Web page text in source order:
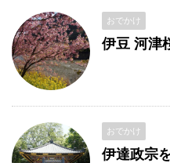
おでかけ
伊豆 河津
おでかけ
伊達政宗